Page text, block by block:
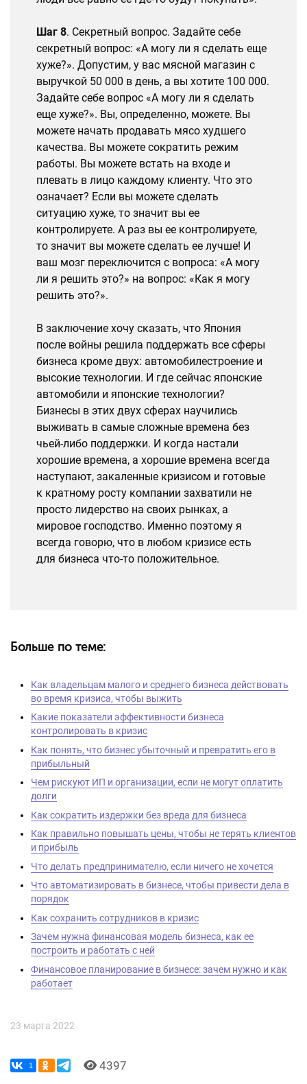
Шаг 8. Секретный вопрос. Задайте себе
секретный вопрос: «А могу ли я сделать еще
хуже?». Допустим, у вас мясной магазин с
выручкой 50 000 в день, а вы хотите 100 000.
Задайте себе вопрос «А могу ли я сделать
еще хуже?». Вы, определенно, можете. Вы
можете начать продавать мясо худшего
качества. Вы можете сократить режим
работы. Вы можете встать на входе и
плевать в лицо каждому клиенту. Что это
означает? Если вы можете сделать
ситуацию хуже, то значит вы ее
контролируете. А раз вы ее контролируете,
то значит вы можете сделать ее лучше! И
ваш мозг переключится с вопроса: «А могу
ли я решить это?» на вопрос: «Как я могу
решить это?».
В заключение хочу сказать, что Япония
после войны решила поддержать все сферы
бизнеса кроме двух: автомобилестроение и
высокие технологии. И где сейчас японские
автомобили и японские технологии?
Бизнесы в этих двух сферах научились
выживать в самые сложные времена без
чьей-либо поддержки. И когда настали
хорошие времена, а хорошие времена всегда
наступают, закаленные кризисом и готовые
к кратному росту компании захватили не
просто лидерство на своих рынках, а
мировое господство. Именно поэтому я
всегда говорю, что в любом кризисе есть
для бизнеса что-то положительное.
Больше по теме:
Как владельцам малого и среднего бизнеса действовать
во время кризиса, чтобы выжить
Какие показатели эффективности бизнеса
контролировать в кризис
Как понять, что бизнес убыточный и превратить его в
прибыльный
Чем рискуют ИП и организации, если не могут оплатить
долги
Как сократить издержки без вреда для бизнеса
Как правильно повышать цены, чтобы не терять клиентов
и прибыль
Что делать предпринимателю, если ничего не хочется
Что автоматизировать в бизнесе, чтобы привести дела в
порядок
Как сохранить сотрудников в кризис
Зачем нужна финансовая модель бизнеса, как ее
построить и работать с ней
Финансовое планирование в бизнесе: зачем нужно и как
работает
23 марта 2022
1 4397